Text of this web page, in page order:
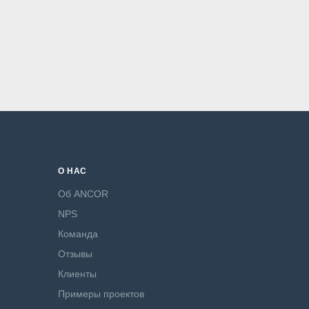
О НАС
Об ANCOR
NPS
Команда
Отзывы
Клиенты
Примеры проектов